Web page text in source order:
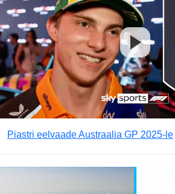
Piastri eelvaade Austraalia GP 2025-le